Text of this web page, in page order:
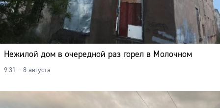
Нежилой дом в очередной раз горел в Молочном
9:31 – 8 августа